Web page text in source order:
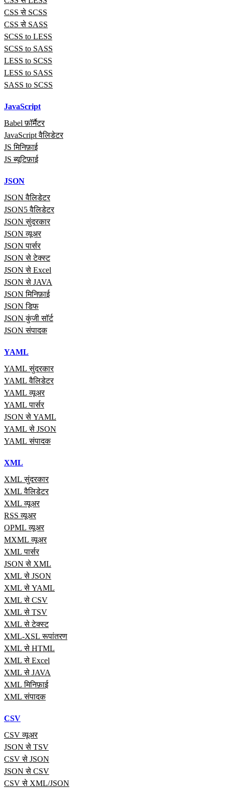
CSS से SCSS
CSS से SASS
SCSS to LESS
SCSS to SASS
LESS to SCSS
LESS to SASS
SASS to SCSS
JavaScript
Babel फ़ॉर्मैटर
JavaScript वैलिडेटर
JS मिनिफ़ाई
JS ब्यूटिफ़ाई
JSON
JSON वैलिडेटर
JSON5 वैलिडेटर
JSON सुंदरकार
JSON व्यूअर
JSON पार्सर
JSON से टेक्स्ट
JSON से Excel
JSON से JAVA
JSON मिनिफ़ाई
JSON डिफ
JSON कुंजी सॉर्ट
JSON संपादक
YAML
YAML सुंदरकार
YAML वैलिडेटर
YAML व्यूअर
YAML पार्सर
JSON से YAML
YAML से JSON
YAML संपादक
XML
XML सुंदरकार
XML वैलिडेटर
XML व्यूअर
RSS व्यूअर
OPML व्यूअर
MXML व्यूअर
XML पार्सर
JSON से XML
XML से JSON
XML से YAML
XML से CSV
XML से TSV
XML से टेक्स्ट
XML-XSL रूपांतरण
XML से HTML
XML से Excel
XML से JAVA
XML मिनिफ़ाई
XML संपादक
CSV
CSV व्यूअर
JSON से TSV
CSV से JSON
JSON से CSV
CSV से XML/JSON